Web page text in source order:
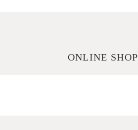
ONLINE SHOP